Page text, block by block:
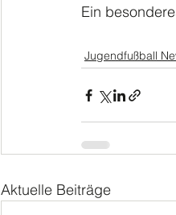
Ein
Jugendfußball
Aktuelle Beiträge